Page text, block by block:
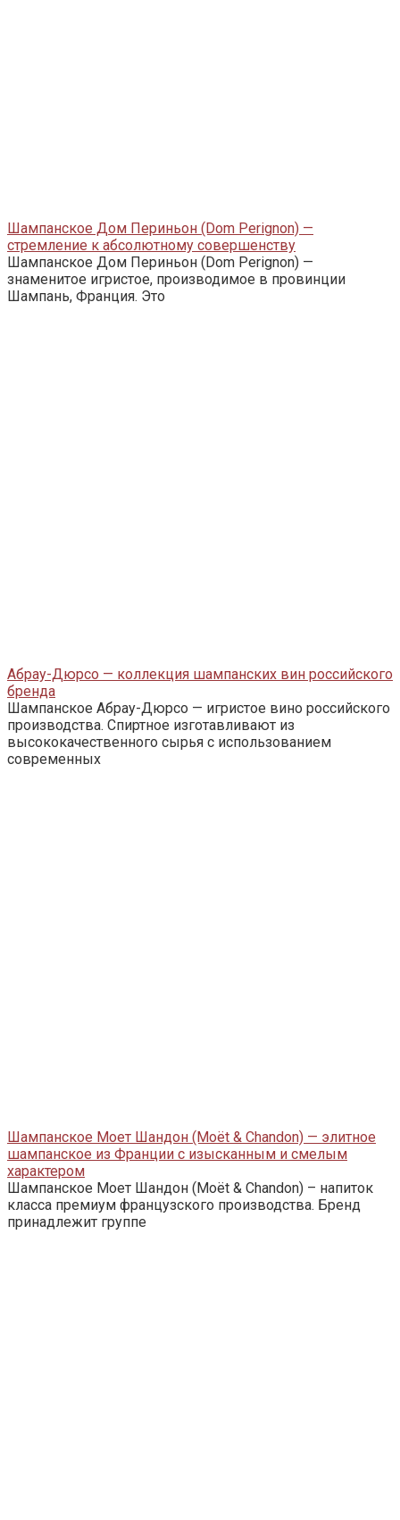
Шампанское Дом Периньон (Dom Perignon) —
стремление к абсолютному совершенству
Шампанское Дом Периньон (Dom Perignon) —
знаменитое игристое, производимое в провинции
Шампань, Франция. Это
Абрау-Дюрсо — коллекция шампанских вин российского
бренда
Шампанское Абрау-Дюрсо — игристое вино российского
производства. Спиртное изготавливают из
высококачественного сырья с использованием
современных
Шампанское Моет Шандон (Moët & Chandon) — элитное
шампанское из Франции с изысканным и смелым
характером
Шампанское Моет Шандон (Moët & Chandon) – напиток
класса премиум французского производства. Бренд
принадлежит группе